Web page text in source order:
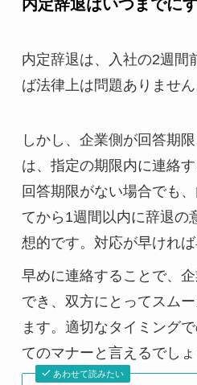
内定辞退はいつまでに
内定辞退は、入社の2週間
ば法律上は問題ありません
しかし、企業側が回答期
は、指定の期限内に連絡す
回答期限がない場合でも
てから1週間以内に辞退の
想的です。対応が早ければ
早めに連絡することで、
でき、双方にとってスム
ます。適切なタイミング
てのマナーと言えるでしょ
あわせて読みたい